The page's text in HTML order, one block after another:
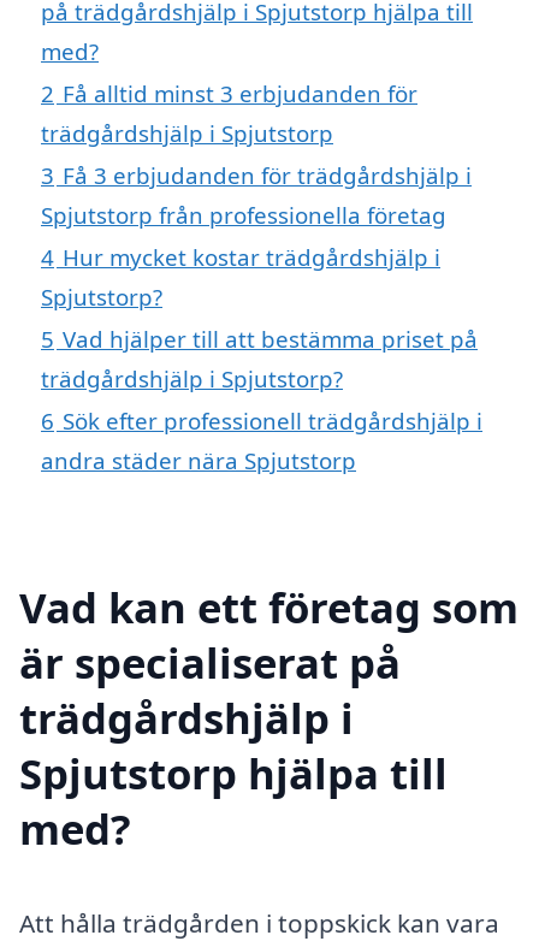
på trädgårdshjälp i Spjutstorp hjälpa till
med?
2 Få alltid minst 3 erbjudanden för
trädgårdshjälp i Spjutstorp
3 Få 3 erbjudanden för trädgårdshjälp i
Spjutstorp från professionella företag
4 Hur mycket kostar trädgårdshjälp i
Spjutstorp?
5 Vad hjälper till att bestämma priset på
trädgårdshjälp i Spjutstorp?
6 Sök efter professionell trädgårdshjälp i
andra städer nära Spjutstorp
Vad kan ett företag som
är specialiserat på
trädgårdshjälp i
Spjutstorp hjälpa till
med?
Att hålla trädgården i toppskick kan vara